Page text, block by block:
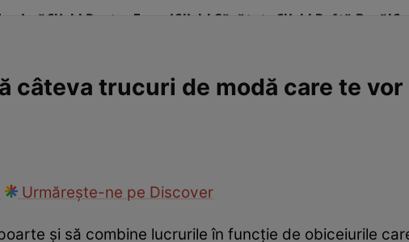
viațăClick! Pentru FemeiClick! Sănătate Click! Poftă Bună!
câteva trucuri de modă care te vor
Urmărește-ne pe Discover
și să combine lucrurile în funcție de obiceiurile